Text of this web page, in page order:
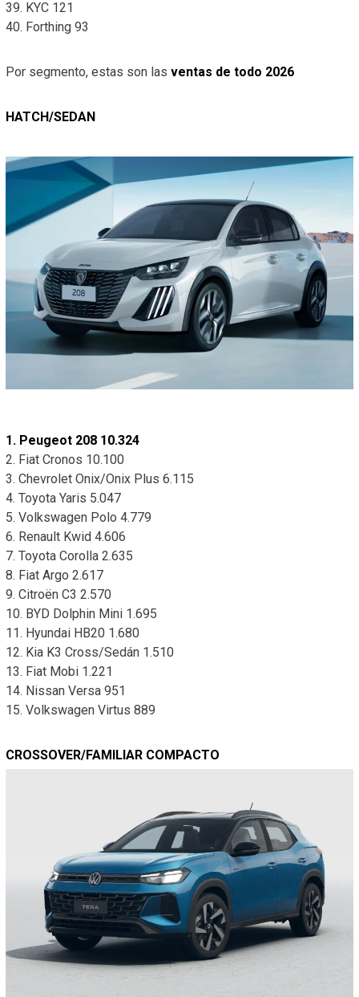
39. KYC 121
40. Forthing 93
Por segmento, estas son las ventas de todo 2026
HATCH/SEDAN
1. Peugeot 208 10.324
2. Fiat Cronos 10.100
3. Chevrolet Onix/Onix Plus 6.115
4. Toyota Yaris 5.047
5. Volkswagen Polo 4.779
6. Renault Kwid 4.606
7. Toyota Corolla 2.635
8. Fiat Argo 2.617
9. Citroën C3 2.570
10. BYD Dolphin Mini 1.695
11. Hyundai HB20 1.680
12. Kia K3 Cross/Sedán 1.510
13. Fiat Mobi 1.221
14. Nissan Versa 951
15. Volkswagen Virtus 889
CROSSOVER/FAMILIAR COMPACTO